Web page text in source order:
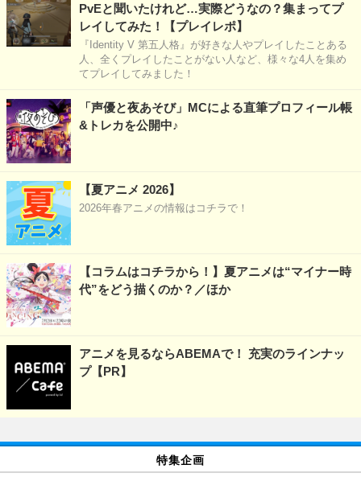
PvEと聞いたけれど…実際どうなの？集まってプ
レイしてみた！【プレイレポ】
『Identity V 第五人格』が好きな人やプレイしたことある
人、全くプレイしたことがない人など、様々な4人を集め
てプレイしてみました！
「声優と夜あそび」MCによる直筆プロフィール帳
&トレカを公開中♪
【夏アニメ 2026】
2026年春アニメの情報はコチラで！
【コラムはコチラから！】夏アニメは“マイナー時
代”をどう描くのか？／ほか
アニメを見るならABEMAで！ 充実のラインナッ
プ【PR】
特集企画